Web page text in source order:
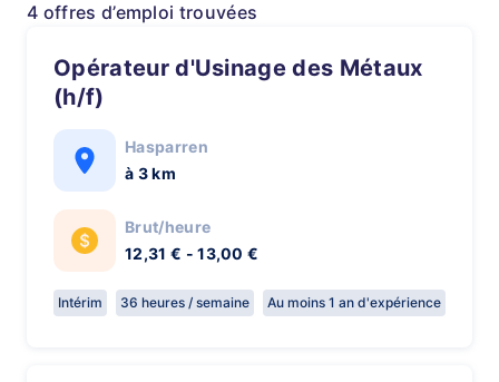
4 offres d’emploi trouvées
Opérateur d'Usinage des Métaux
(h/f)
Hasparren
à 3 km
Brut/heure
12,31 € - 13,00 €
Intérim 36 heures / semaine Au moins 1 an d'expérience